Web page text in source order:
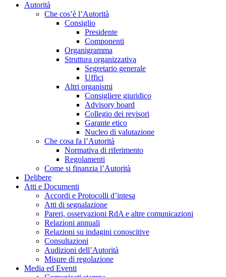
Autorità
Che cos’è l’Autorità
Consiglio
Presidente
Componenti
Organigramma
Struttura organizzativa
Segretario generale
Uffici
Altri organismi
Consigliere giuridico
Advisory board
Collegio dei revisori
Garante etico
Nucleo di valutazione
Che cosa fa l’Autorità
Normativa di riferimento
Regolamenti
Come si finanzia l’Autorità
Delibere
Atti e Documenti
Accordi e Protocolli d’intesa
Atti di segnalazione
Pareri, osservazioni RdA e altre comunicazioni
Relazioni annuali
Relazioni su indagini conoscitive
Consultazioni
Audizioni dell’Autorità
Misure di regolazione
Media ed Eventi